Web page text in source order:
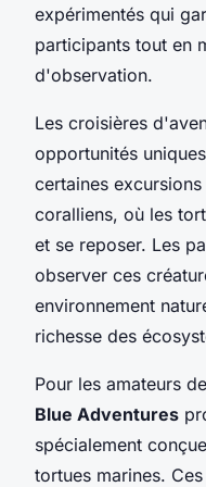
expérimentés qui
participants tout en
d'observation.
Les croisières
opportunités
certaines
coralliens, où les
et se reposer. Les
observer ces
environnement
richesse des
Pour les amateurs
Blue Adventures
spécialement
tortues marines.